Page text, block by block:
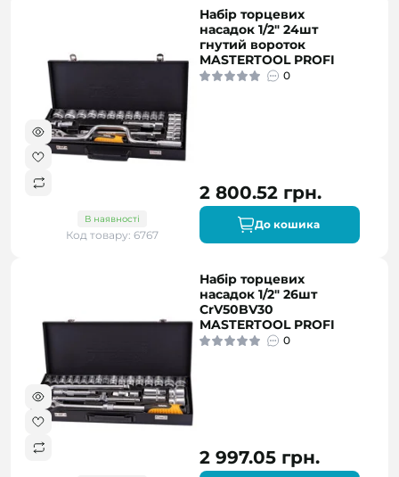
В наявності
Код товару: 6767
Набір торцевих
насадок 1/2" 24шт
гнутий вороток
MASTERTOOL PROFI
0
2 800.52 грн.
До кошика
Набір торцевих
насадок 1/2" 26шт
CrV50BV30
MASTERTOOL PROFI
0
2 997.05 грн.